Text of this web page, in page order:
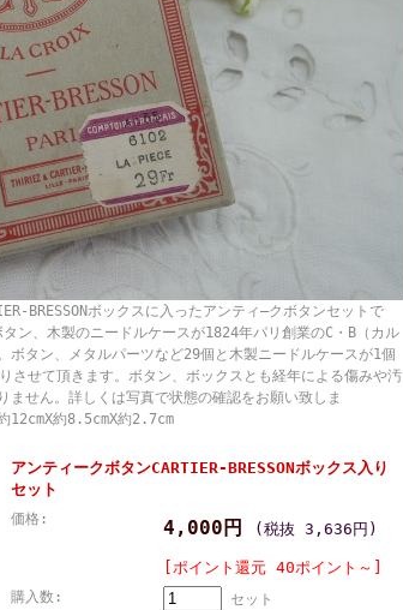
ボックスに入ったアンティ―クボタンセットで
ン、木製のニードルケースが1824年パリ創業のC・B（カル
タン、メタルパーツなど29個と木製ニードルケースが1個
させて頂きます。ボタン、ボックスとも経年による傷みや汚
せん。詳しくは写真で状態の確認をお願い致しま
約8.5cmX約2.7cm
アンティークボタンCARTIER-BRESSONボックス入り
セット
価格: 4,000円 (税抜 3,636円)
[ポイント還元 40ポイント～]
購入数: セット